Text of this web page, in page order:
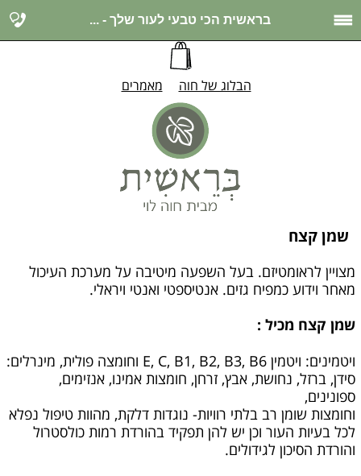
בראשית הכי טבעי לעור שלך - ...
הבלוג של חוה מאמרים
שמן קצח
מצויין לראומטיזם. בעל השפעה מיטיבה על מערכת העיכול
מאחר וידוע כמפיח גזים. אנטיספטי ואנטי ויראלי.
שמן קצח מכיל :
ויטמינים: ויטמין E, C, B1, B2, B3, B6 וחומצה פולית, מינרלים:
סידן, ברזל, נחושת, אבץ, זרחן, חומצות אמינו, אנזימים,
ספונינים,
וחומצות שומן רב בלתי רוויות- נוגדות דלקת, מהוות טיפול נפלא
לכל בעיות העור וכן יש להן תפקיד בהורדת רמות כולסטרול
והורדת הסיכון לגידולים.